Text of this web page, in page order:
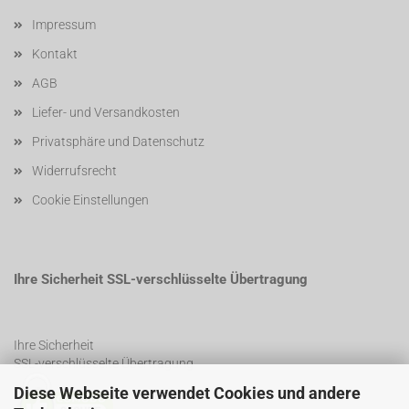
Diese Webseite verwendet Cookies und andere
Impressum
Kontakt
AGB
Liefer- und Versandkosten
Privatsphäre und Datenschutz
Widerrufsrecht
Cookie Einstellungen
Ihre Sicherheit SSL-verschlüsselte Übertragung
Ihre Sicherheit
SSL-verschlüsselte Übertragung